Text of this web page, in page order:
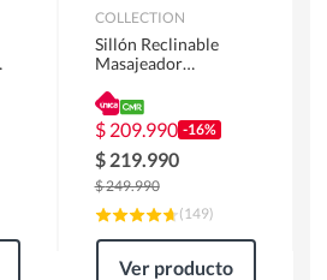
COLLECTION
Sillón Reclinable
Masajeador
Atlanta 91x101x94
cm Negro
$ 209.990 -16%
$ 219.990
$249.990
(149)
Ver producto